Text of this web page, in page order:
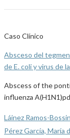
Caso Clínico
Absceso del
de E. coli y virus de
Abscess of the
influenza
Láinez Ramos-
Pérez García, María